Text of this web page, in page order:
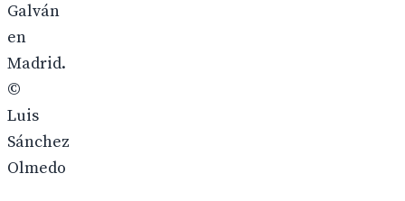
Galván
en
Madrid.
©
Luis
Sánchez
Olmedo